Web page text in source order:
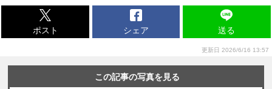
ポスト シェア 送る
更新日 2026/6/16 13:57
この記事の写真を見る